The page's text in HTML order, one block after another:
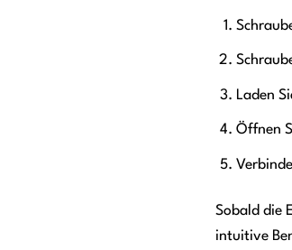
Laden
Öffnen
Sobald die
intuitive